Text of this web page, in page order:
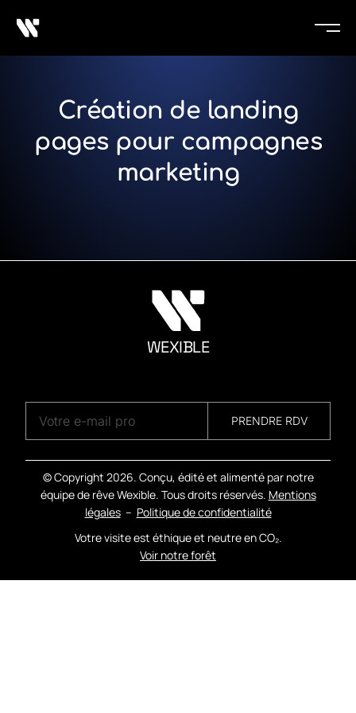
Création de landing
pages pour campagnes
marketing
WEXIBLE
PRENDRE RDV
© Copyright 2026. Conçu, édité et alimenté par notre
équipe de rêve Wexible. Tous droits réservés. Mentions
légales– Politique de confidentialité
Votre visite est éthique et neutre en CO₂.
Voir notre forêt